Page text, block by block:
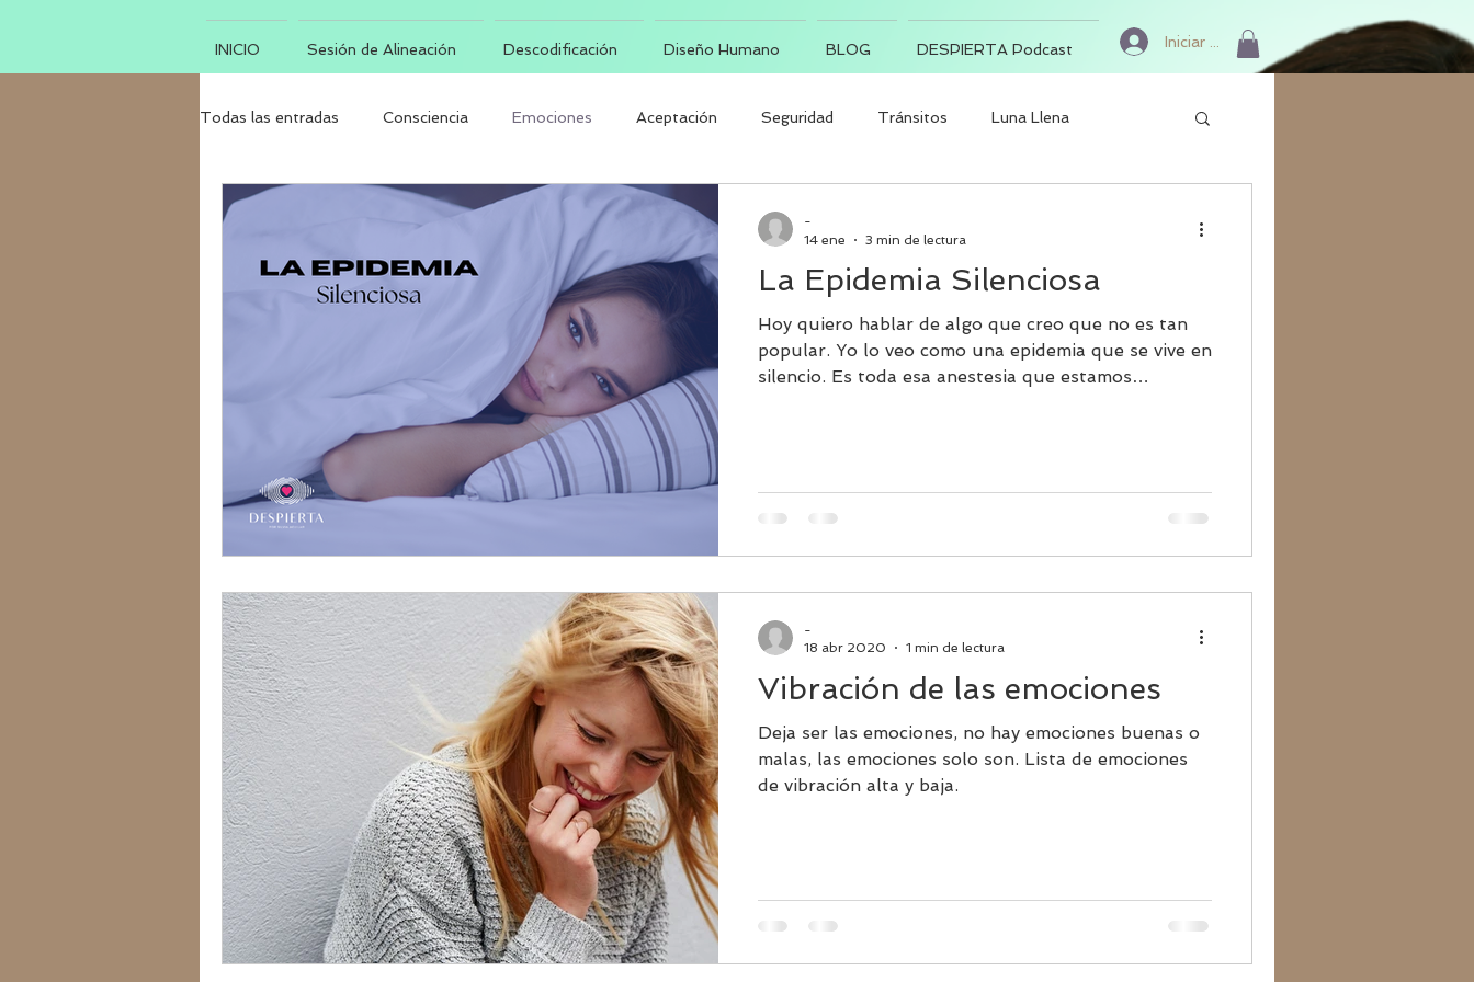
INICIO Sesión de Alineación Descodificación Diseño Humano BLOG DESPIERTA Podcast Iniciar sesión
Todas las entradas Consciencia Emociones Aceptación Seguridad Tránsitos Luna Llena
Luna Nueva
La Epidemia Silenciosa
Hoy quiero hablar de algo que creo que no es tan
popular. Yo lo veo como una epidemia que se vive en
silencio. Es toda esa anestesia que estamos
-
14 ene
3 min de lectura
Vibración de las emociones
Deja ser las emociones, no hay emociones buenas o
malas, las emociones solo son. Lista de emociones
de vibración alta y baja.
-
18 abr 2020
1 min de lectura